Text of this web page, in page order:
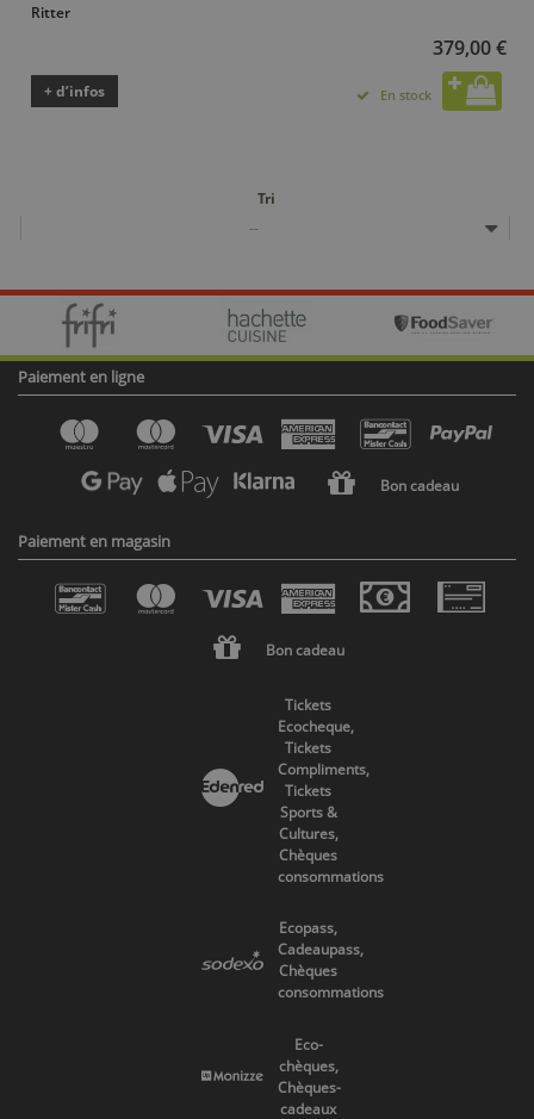
Ritter
379,00 €
+ d’infos En stock
Tri
--
Paiement en ligne
Bon cadeau
Paiement en magasin
Bon cadeau
Tickets
Ecocheque,
Tickets
Compliments,
Tickets
Sports &
Cultures,
Chèques
consommations
Ecopass,
Cadeaupass,
Chèques
consommations
Eco-
chèques,
Chèques-
cadeaux